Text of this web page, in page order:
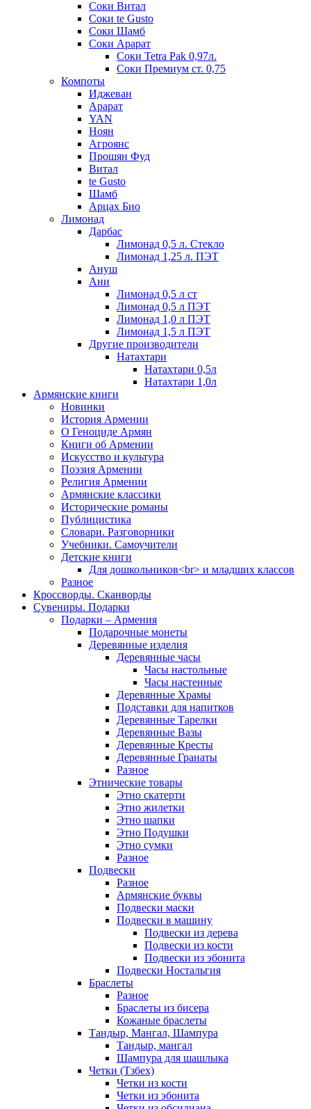
Соки Витал
Соки te Gusto
Соки Шамб
Соки Арарат
Соки Tetra Pak 0,97л.
Соки Премиум ст. 0,75
Компоты
Иджеван
Арарат
YAN
Ноян
Агроянс
Прошян Фуд
Витал
te Gusto
Шамб
Арцах Био
Лимонад
Дарбас
Лимонад 0,5 л. Стекло
Лимонад 1,25 л. ПЭТ
Ануш
Ани
Лимонад 0,5 л ст
Лимонад 0,5 л ПЭТ
Лимонад 1,0 л ПЭТ
Лимонад 1,5 л ПЭТ
Другие производители
Натахтари
Натахтари 0,5л
Натахтари 1,0л
Армянские книги
Новинки
История Армении
О Геноциде Армян
Книги об Армении
Иcкусство и культура
Поэзия Армении
Религия Армении
Армянские классики
Исторические романы
Публицистика
Словари. Разговорники
Учебники. Самоучители
Детские книги
Для дошкольников<br> и младших классов
Разное
Кроссворды. Сканворды
Сувениры. Подарки
Подарки – Армения
Подарочные монеты
Деревянные изделия
Деревянные часы
Часы настольные
Часы настенные
Деревянные Храмы
Подставки для напитков
Деревянные Тарелки
Деревянные Вазы
Деревянные Кресты
Деревянные Гранаты
Разное
Этнические товары
Этно скатерти
Этно жилетки
Этно шапки
Этно Подушки
Этно сумки
Разное
Подвески
Разное
Армянские буквы
Подвески маски
Подвески в машину
Подвески из дерева
Подвески из кости
Подвески из эбонита
Подвески Ностальгия
Браслеты
Разное
Браслеты из бисера
Кожаные браслеты
Тандыр, Мангал, Шампура
Тандыр, мангал
Шампура для шашлыка
Четки (Тзбех)
Четки из кости
Четки из эбонита